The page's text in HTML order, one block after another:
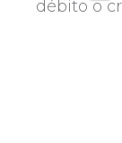
débito o